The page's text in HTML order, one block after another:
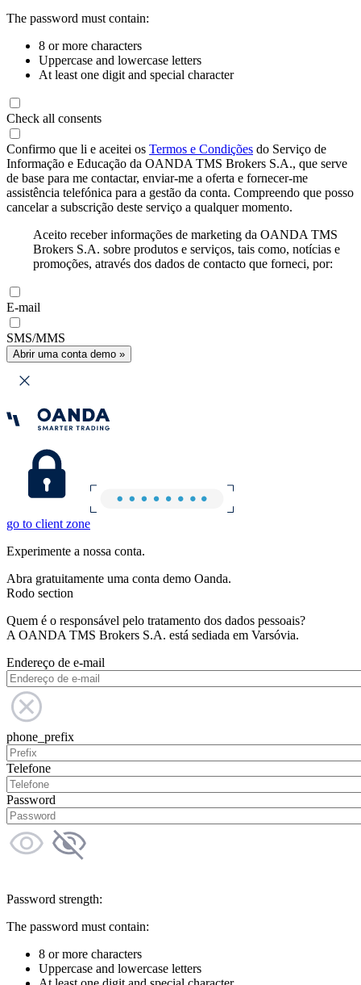
The password must contain:
8 or more characters
Uppercase and lowercase letters
At least one digit and special character
Check all consents
Confirmo que li e aceitei os Termos e Condições do Serviço de
Informação e Educação da OANDA TMS Brokers S.A., que serve
de base para me contactar, enviar-me a oferta e fornecer-me
assistência telefónica para a gestão da conta. Compreendo que posso
cancelar a subscrição deste serviço a qualquer momento.
Aceito receber informações de marketing da OANDA TMS
Brokers S.A. sobre produtos e serviços, tais como, notícias e
promoções, através dos dados de contacto que forneci, por:
E-mail
SMS/MMS
Abrir uma conta demo »
go to client zone
Experimente a nossa conta.
Abra gratuitamente uma conta demo Oanda.
Rodo section
Quem é o responsável pelo tratamento dos dados pessoais?
A OANDA TMS Brokers S.A. está sediada em Varsóvia.
Endereço de e-mail
phone_prefix
Telefone
Password
Password strength:
The password must contain:
8 or more characters
Uppercase and lowercase letters